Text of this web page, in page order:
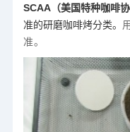
SCAA（美国特种咖啡协
准的研磨咖啡烤分类。
准。